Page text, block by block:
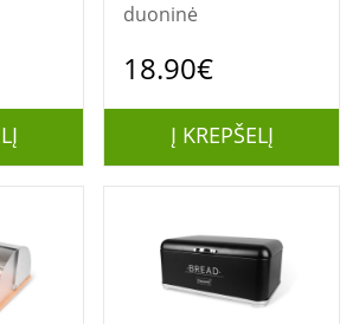
duoninė
18.90€
Į KREPŠELĮ